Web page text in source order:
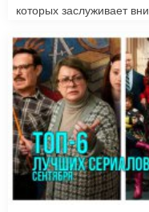
которых заслуживает